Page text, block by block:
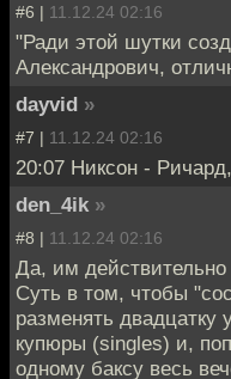
#6 | 11.12.24 02:16
"Ради этой шутки
Александрович,
dayvid »
#7 | 11.12.24 02:16
20:07 Никсон -
den_4ik »
#8 | 11.12.24 02:16
Да, им
Суть в том, чтобы
разменять
купюры (singles) и,
одному баксу весь